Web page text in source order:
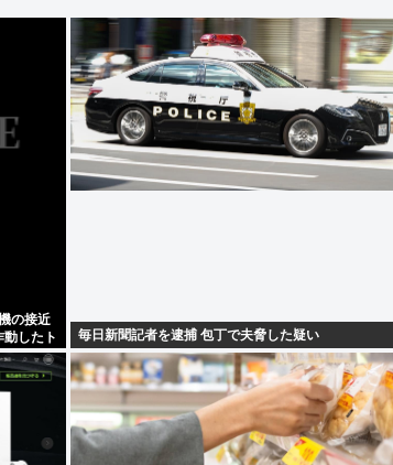
の接近
したト
毎日新聞記者を逮捕 包丁で夫脅した疑い